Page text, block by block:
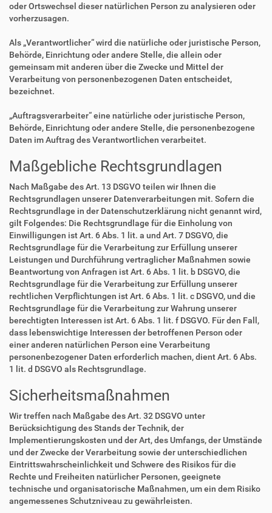
oder Ortswechsel dieser natürlichen Person zu analysieren oder
vorherzusagen.
Als „Verantwortlicher“ wird die natürliche oder juristische Person,
Behörde, Einrichtung oder andere Stelle, die allein oder
gemeinsam mit anderen über die Zwecke und Mittel der
Verarbeitung von personenbezogenen Daten entscheidet,
bezeichnet.
„Auftragsverarbeiter“ eine natürliche oder juristische Person,
Behörde, Einrichtung oder andere Stelle, die personenbezogene
Daten im Auftrag des Verantwortlichen verarbeitet.
Maßgebliche Rechtsgrundlagen
Nach Maßgabe des Art. 13 DSGVO teilen wir Ihnen die
Rechtsgrundlagen unserer Datenverarbeitungen mit. Sofern die
Rechtsgrundlage in der Datenschutzerklärung nicht genannt wird,
gilt Folgendes: Die Rechtsgrundlage für die Einholung von
Einwilligungen ist Art. 6 Abs. 1 lit. a und Art. 7 DSGVO, die
Rechtsgrundlage für die Verarbeitung zur Erfüllung unserer
Leistungen und Durchführung vertraglicher Maßnahmen sowie
Beantwortung von Anfragen ist Art. 6 Abs. 1 lit. b DSGVO, die
Rechtsgrundlage für die Verarbeitung zur Erfüllung unserer
rechtlichen Verpflichtungen ist Art. 6 Abs. 1 lit. c DSGVO, und die
Rechtsgrundlage für die Verarbeitung zur Wahrung unserer
berechtigten Interessen ist Art. 6 Abs. 1 lit. f DSGVO. Für den Fall,
dass lebenswichtige Interessen der betroffenen Person oder
einer anderen natürlichen Person eine Verarbeitung
personenbezogener Daten erforderlich machen, dient Art. 6 Abs.
1 lit. d DSGVO als Rechtsgrundlage.
Sicherheitsmaßnahmen
Wir treffen nach Maßgabe des Art. 32 DSGVO unter
Berücksichtigung des Stands der Technik, der
Implementierungskosten und der Art, des Umfangs, der Umstände
und der Zwecke der Verarbeitung sowie der unterschiedlichen
Eintrittswahrscheinlichkeit und Schwere des Risikos für die
Rechte und Freiheiten natürlicher Personen, geeignete
technische und organisatorische Maßnahmen, um ein dem Risiko
angemessenes Schutzniveau zu gewährleisten.